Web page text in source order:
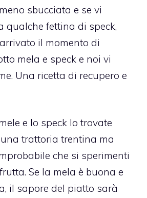
sbucciata e se vi
qualche fettina di speck,
il momento di
mela e speck e noi vi
Una ricetta di recupero e
e lo speck lo trovate
trattoria trentina ma
che si sperimenti
Se la mela è buona e
il sapore del piatto sarà